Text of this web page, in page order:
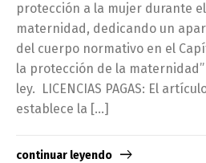
protección a la mujer durante
maternidad, dedicando un
del cuerpo normativo en el
la protección de la
ley. LICENCIAS PAGAS: El
establece la […]
continuar leyendo